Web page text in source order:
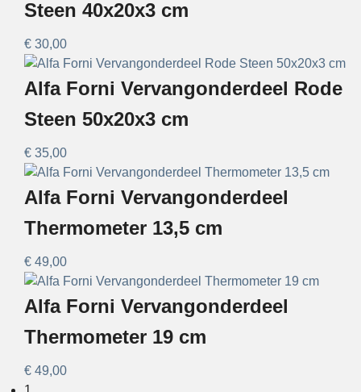
Steen 40x20x3 cm
€ 30,00
Alfa Forni Vervangonderdeel Rode
Steen 50x20x3 cm
€ 35,00
Alfa Forni Vervangonderdeel
Thermometer 13,5 cm
€ 49,00
Alfa Forni Vervangonderdeel
Thermometer 19 cm
€ 49,00